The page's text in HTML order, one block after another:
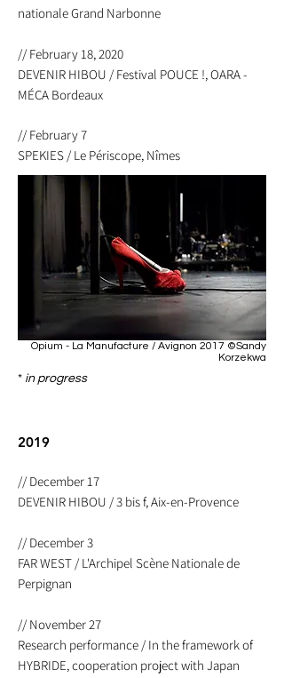
nationale Grand Narbonne
// February 18, 2020
DEVENIR HIBOU / Festival POUCE !, OARA -
MÉCA Bordeaux
// February 7
SPEKIES / Le Périscope, Nîmes
Opium - La Manufacture / Avignon 2017 ©Sandy
Korzekwa
* in progress
2019
// December 17
DEVENIR HIBOU / 3 bis f, Aix-en-Provence
// December 3
FAR WEST / L'Archipel Scène Nationale de
Perpignan
// November 27
Research performance / In the framework of
HYBRIDE, cooperation project with Japan